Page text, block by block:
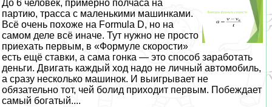
До 6 человек, примерно полчаса на
партию, трасса с маленькими машинками.
Всё очень похоже на Formula D, но на
самом деле всё иначе. Тут нужно не просто
приехать первым, в «Формуле скорости»
есть ещё ставки, а сама гонка — это способ заработать
деньги. Двигать каждый ход надо не личный автомобиль,
а сразу несколько машинок. И выигрывает не
обязательно тот, чей болид приходит первым. Побеждает
самый богатый....